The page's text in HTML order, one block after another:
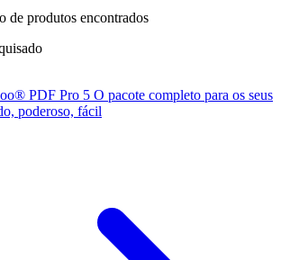
de produtos encontrados
® PDF Pro 5 O pacote completo para os seus
poderoso, fácil